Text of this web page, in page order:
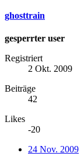
ghosttrain
gesperrter user
Registriert
2 Okt. 2009
Beiträge
42
Likes
-20
24 Nov. 2009